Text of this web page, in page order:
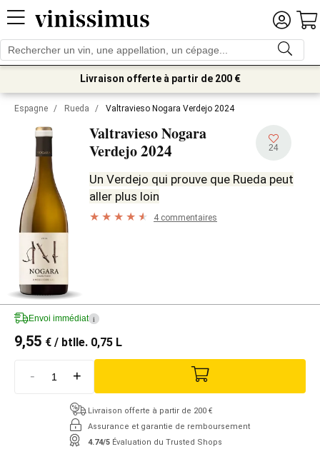
Livraison offerte à partir de 200 €
Espagne / Rueda / Valtravieso Nogara Verdejo 2024
Valtravieso Nogara
Verdejo2024 24
Un Verdejo qui prouve que Rueda peut
aller plus loin
4 commentaires
Envoi immédiat i
9,55 € / btlle. 0,75 L
- +
Livraison offerte à partir de 200 €
Assurance et garantie de remboursement
4.74/5 Évaluation du Trusted Shops